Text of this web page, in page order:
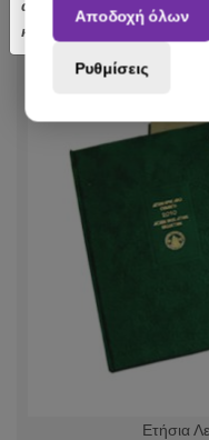
αποσταλούν με σχετική
κατανόηση.
Ετήσια
Αποδοχή όλων
Ρυθμίσεις